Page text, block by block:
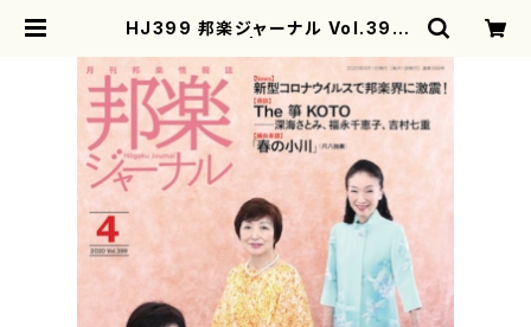
HJ399 邦楽ジャーナル Vol.399